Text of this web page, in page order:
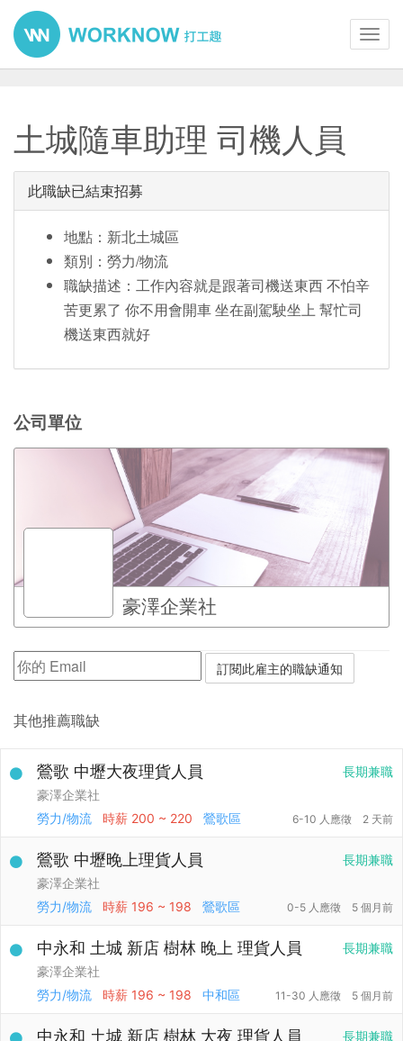
土城隨車助理 司機人員
此職缺已結束招募
地點：新北土城區
類別：勞力/物流
職缺描述：工作內容就是跟著司機送東西 不怕辛
苦更累了 你不用會開車 坐在副駕駛坐上 幫忙司
機送東西就好
公司單位
豪澤企業社
其他推薦職缺
長期兼職
鶯歌 中壢大夜理貨人員
豪澤企業社
勞力/物流
時薪 200 ~ 220 鶯歌區 6-10 人應徵 2 天前
長期兼職
鶯歌 中壢晚上理貨人員
豪澤企業社
勞力/物流
時薪 196 ~ 198 鶯歌區 0-5 人應徵 5 個月前
長期兼職
中永和 土城 新店 樹林 晚上 理貨人員
豪澤企業社
勞力/物流
時薪 196 ~ 198 中和區 11-30 人應徵 5 個月前
長期兼職
中永和 土城 新店 樹林 大夜 理貨人員